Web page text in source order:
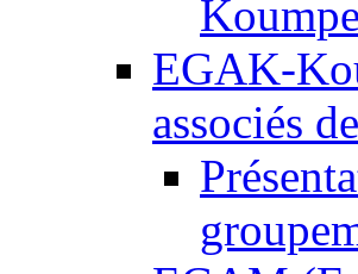
EGAK-
associés